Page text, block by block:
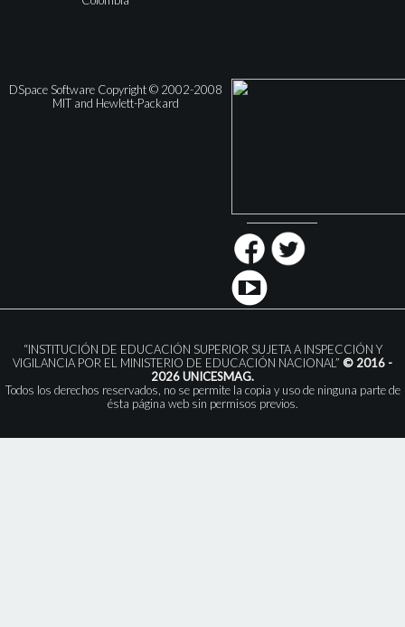
DSpace Software Copyright © 2002-2008
MIT and Hewlett-Packard
“INSTITUCIÓN DE EDUCACIÓN SUPERIOR SUJETA A INSPECCIÓN Y
VIGILANCIA POR EL MINISTERIO DE EDUCACIÓN NACIONAL” © 2016 -
2026 UNICESMAG.
Todos los derechos reservados, no se permite la copia y uso de ninguna parte de
ésta página web sin permisos previos.